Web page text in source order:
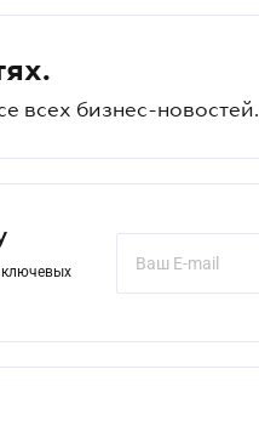
всех бизнес-новостей.
ключевых